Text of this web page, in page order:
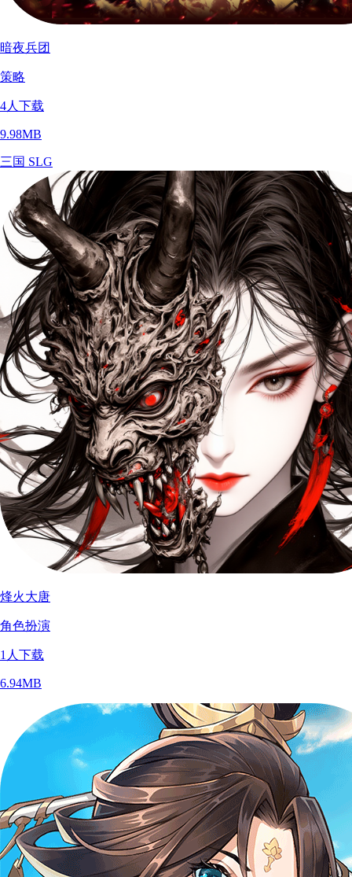
暗夜兵团
策略
4人下载
9.98MB
三国 SLG
烽火大唐
角色扮演
1 人下载
6.94MB